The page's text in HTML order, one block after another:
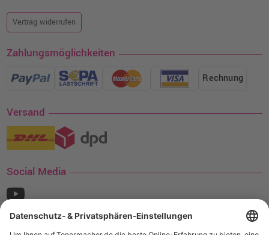
Vertrag widerrufen
Zahlungsmöglichkeiten
Rechnung
Versand
Social Media
¹ Nur gültig für den Versand innerhalb Deutschlands. Befindet sich ein Warenwert